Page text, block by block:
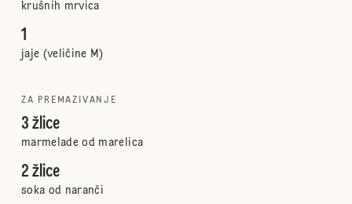
krušnih mrvica
1
jaje (veličine M)
ZA PREMAZIVANJE
3 žlice
marmelade od marelica
2 žlice
soka od naranči